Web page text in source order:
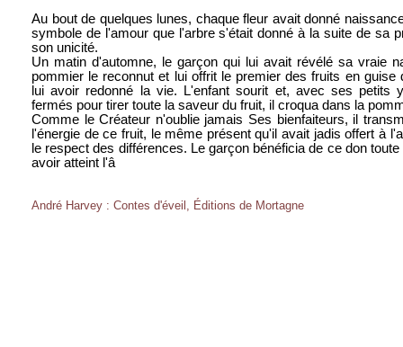
Au bout de quelques lunes, chaque fleur avait donné
symbole de l'amour que l'arbre s'était donné à la suite de sa
son unicité.
Un matin d'automne, le garçon qui lui avait révélé sa vraie
pommier le reconnut et lui offrit le premier des fruits en guise
lui avoir redonné la vie. L'enfant sourit et, avec ses petits
fermés pour tirer toute la saveur du fruit, il croqua dans la
Comme le Créateur n'oublie jamais Ses bienfaiteurs, il
l'énergie de ce fruit, le même présent qu'il avait jadis offert à
le respect des différences. Le garçon bénéficia de ce don
avoir atteint l'â
André Harvey : Contes d'éveil, Éditions de Mortagne